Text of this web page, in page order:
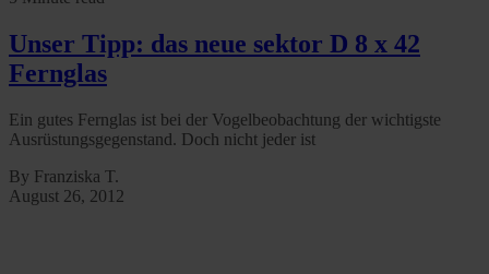
Unser Tipp: das neue sektor D 8 x 42
Fernglas
Ein gutes Fernglas ist bei der Vogelbeobachtung der wichtigste
Ausrüstungsgegenstand. Doch nicht jeder ist
By Franziska T.
August 26, 2012